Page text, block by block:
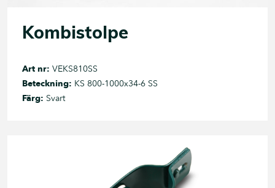
Kombistolpe
Art nr: VEKS810SS
Beteckning: KS 800-1000x34-6 SS
Färg: Svart